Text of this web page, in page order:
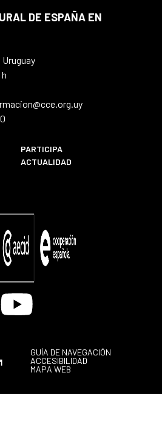
DE ESPAÑA EN
PARTICIPA
ACTUALIDAD
Youtube
GUÍA DE NAVEGACIÓN
ACCESIBILIDAD
MAPA WEB